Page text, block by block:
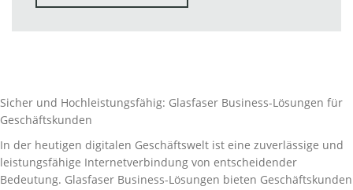
Sicher und Hochleistungsfähig: Glasfaser Business-Lösungen für
Geschäftskunden
In der heutigen digitalen Geschäftswelt ist eine zuverlässige und
leistungsfähige Internetverbindung von entscheidender
Bedeutung. Glasfaser Business-Lösungen bieten Geschäftskunden